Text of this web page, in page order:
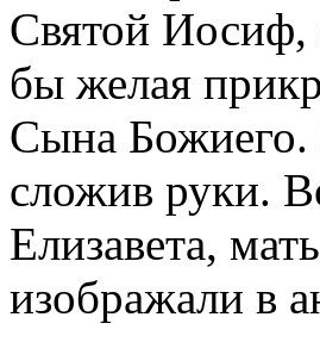
Святой Иосиф,
бы желая
Сына Божиего.
сложив руки.
Елизавета,
изображали в